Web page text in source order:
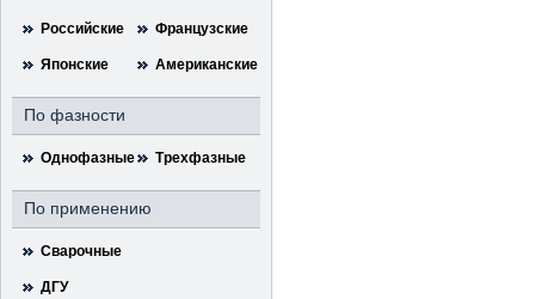
Российские Французские
Японские Американские
По фазности
Однофазные Трехфазные
По применению
Сварочные
ДГУ